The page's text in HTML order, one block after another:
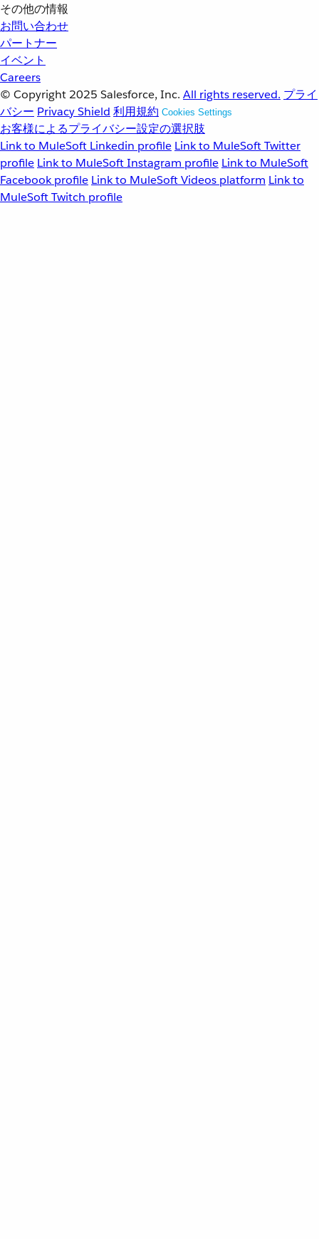
その他の情報
お問い合わせ
パートナー
イベント
Careers
© Copyright 2025 Salesforce, Inc. All rights reserved. プライ
バシー Privacy Shield 利用規約 Cookies Settings
お客様によるプライバシー設定の選択肢
Link to MuleSoft Linkedin profile Link to MuleSoft Twitter
profile Link to MuleSoft Instagram profile Link to MuleSoft
Facebook profile Link to MuleSoft Videos platform Link to
MuleSoft Twitch profile